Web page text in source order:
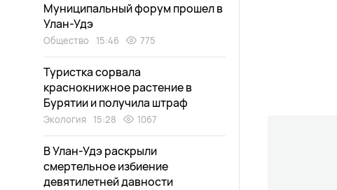
Муниципальный форум прошел в
Улан-Удэ
Общество 15:46 775
Туристка сорвала
краснокнижное растение в
Бурятии и получила штраф
Экология 15:28 1067
В Улан-Удэ раскрыли
смертельное избиение
девятилетней давности